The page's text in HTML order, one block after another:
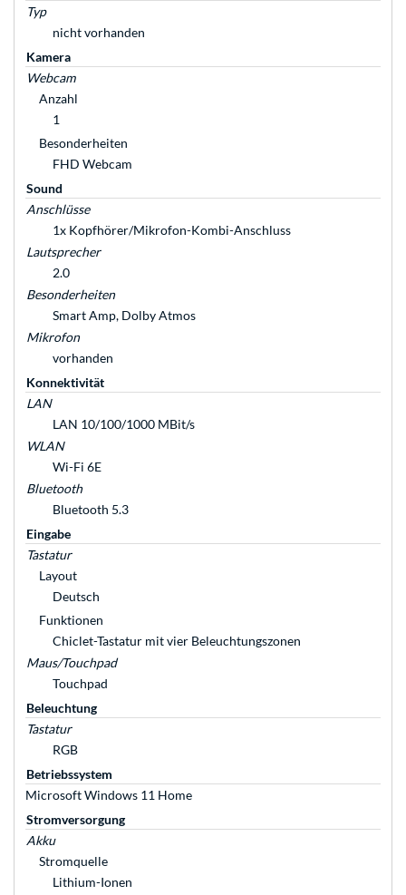
Typ
nicht vorhanden
Kamera
Webcam
Anzahl
1
Besonderheiten
FHD Webcam
Sound
Anschlüsse
1x Kopfhörer/Mikrofon-Kombi-Anschluss
Lautsprecher
2.0
Besonderheiten
Smart Amp, Dolby Atmos
Mikrofon
vorhanden
Konnektivität
LAN
LAN 10/100/1000 MBit/s
WLAN
Wi-Fi 6E
Bluetooth
Bluetooth 5.3
Eingabe
Tastatur
Layout
Deutsch
Funktionen
Chiclet-Tastatur mit vier Beleuchtungszonen
Maus/Touchpad
Touchpad
Beleuchtung
Tastatur
RGB
Betriebssystem
Microsoft Windows 11 Home
Stromversorgung
Akku
Stromquelle
Lithium-Ionen